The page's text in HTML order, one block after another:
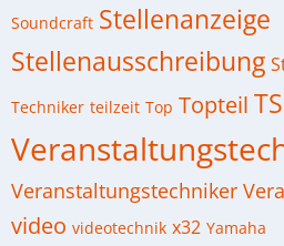
Soundcraft Stellenanzeige
Stellenausschreibung
Techniker teilzeit Top Topteil
Veranstaltungstechniker
video videotechnik x32 Yamaha